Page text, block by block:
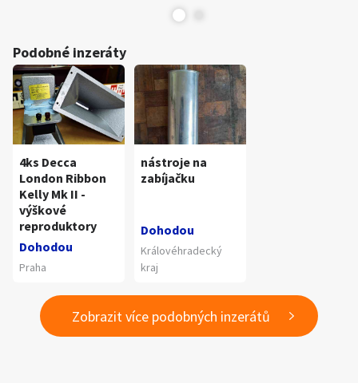
Podobné inzeráty
4ks Decca
London Ribbon
Kelly Mk II -
výškové
reproduktory
Dohodou
Praha
nástroje na
zabíjačku
Dohodou
Královéhradecký
kraj
Zobrazit více podobných inzerátů